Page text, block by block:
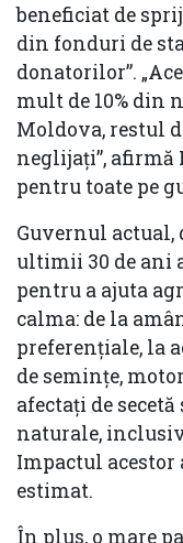
beneficiat de
din fonduri de
donatorilor”.
mult de 10%
Moldova, restul
neglijați”, afirmă
pentru toate pe
Guvernul actual,
ultimii 30 de ani
pentru a ajuta
calma: de la
preferenţiale, la
de seminţe,
afectaţi de
naturale,
Impactul acestor
estimat.
În plus, o mare